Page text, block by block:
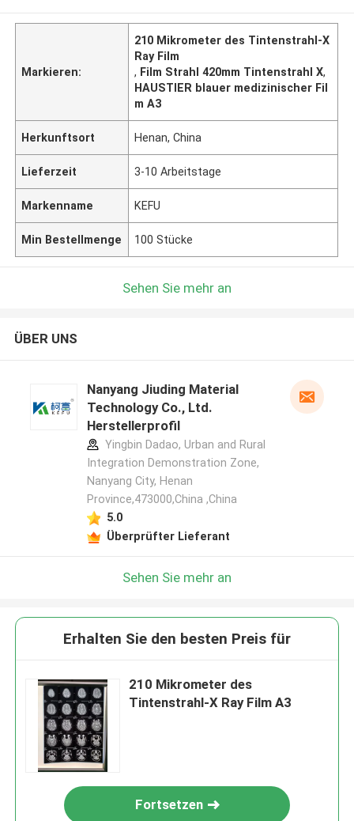
Markieren:
210 Mikrometer des Tintenstrahl-X
Ray Film
, Film Strahl 420mm Tintenstrahl X,
HAUSTIER blauer medizinischer Fil
m A3
Herkunftsort Henan, China
Lieferzeit 3-10 Arbeitstage
Markenname KEFU
Min Bestellmenge 100 Stücke
Sehen Sie mehr an
ÜBER UNS
Nanyang Jiuding Material
Technology Co., Ltd.
Herstellerprofil
Yingbin Dadao, Urban and Rural
Integration Demonstration Zone,
Nanyang City, Henan
Province,473000,China ,China
5.0
Überprüfter Lieferant
Sehen Sie mehr an
Erhalten Sie den besten Preis für
210 Mikrometer des
Tintenstrahl-X Ray Film A3
Fortsetzen